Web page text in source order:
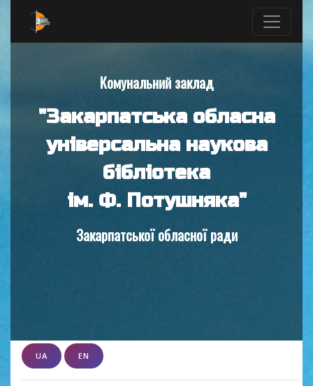
Комунальний заклад
"Закарпатська обласна
універсальна наукова
бібліотека
ім. Ф. Потушняка"
Закарпатської обласної ради
UA EN